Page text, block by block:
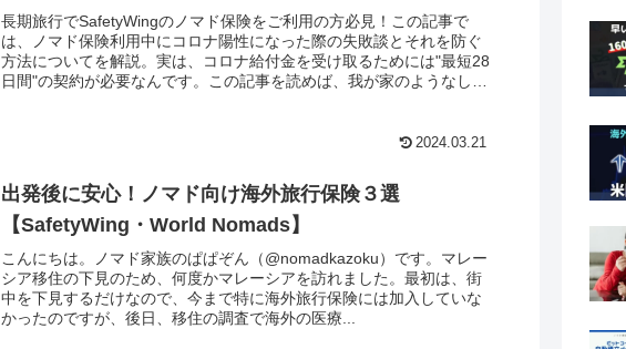
長期旅行でSafetyWingのノマド保険をご利用の方必見！この記事で
は、ノマド保険利用中にコロナ陽性になった際の失敗談とそれを防ぐ
方法についてを解説。実は、コロナ給付金を受け取るためには"最短28
日間"の契約が必要なんです。この記事を読めば、我が家のようなしく
2024.03.21
出発後に安心！ノマド向け海外旅行保険３選
【SafetyWing・World Nomads】
こんにちは。ノマド家族のぱぱぞん（@nomadkazoku）です。マレー
シア移住の下見のため、何度かマレーシアを訪れました。最初は、街
中を下見するだけなので、今まで特に海外旅行保険には加入していな
かったのですが、後日、移住の調査で海外の医療...